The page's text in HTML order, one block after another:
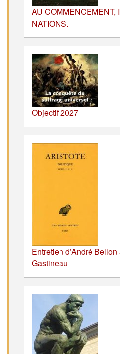
AU COMMENCEMENT,
NATIONS.
Objectif 2027
Entretien d’André
Gastineau